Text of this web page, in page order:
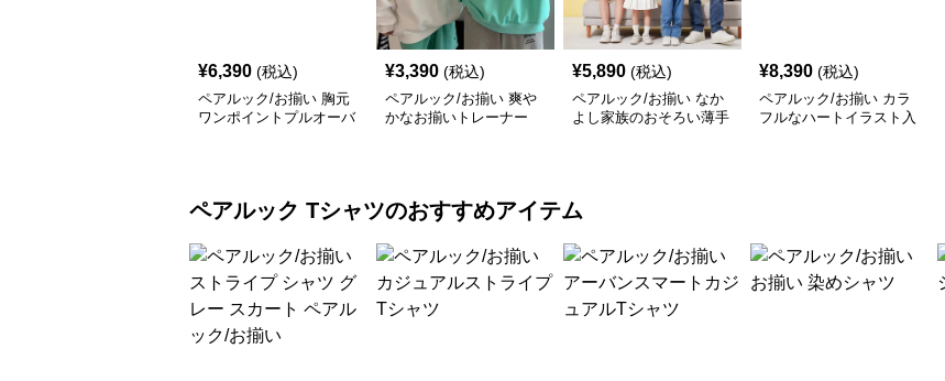
¥6,390 (税込)
ペアルック/お揃い 胸元
ワンポイントプルオーバ
¥3,390 (税込)
ペアルック/お揃い 爽や
かなお揃いトレーナー
¥5,890 (税込)
ペアルック/お揃い なか
よし家族のおそろい薄手
¥8,390 (税込)
ペアルック/お揃い カラ
フルなハートイラスト入
ペアルック Tシャツのおすすめアイテム